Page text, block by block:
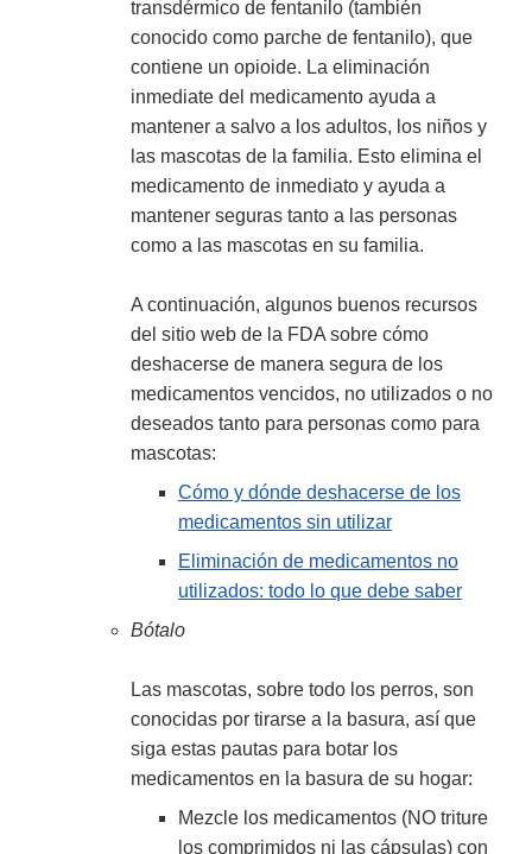
transdérmico de fentanilo (también
conocido como parche de fentanilo), que
contiene un opioide. La eliminación
inmediate del medicamento ayuda a
mantener a salvo a los adultos, los niños y
las mascotas de la familia. Esto elimina el
medicamento de inmediato y ayuda a
mantener seguras tanto a las personas
como a las mascotas en su familia.
A continuación, algunos buenos recursos
del sitio web de la FDA sobre cómo
deshacerse de manera segura de los
medicamentos vencidos, no utilizados o no
deseados tanto para personas como para
mascotas:
Cómo y dónde deshacerse de los
medicamentos sin utilizar
Eliminación de medicamentos no
utilizados: todo lo que debe saber
Bótalo
Las mascotas, sobre todo los perros, son
conocidas por tirarse a la basura, así que
siga estas pautas para botar los
medicamentos en la basura de su hogar:
Mezcle los medicamentos (NO triture
los comprimidos ni las cápsulas) con